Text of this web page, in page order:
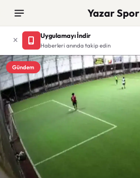
Yazar Spor
Uygulamayı İndir
Haberleri anında takip edin
Gündem